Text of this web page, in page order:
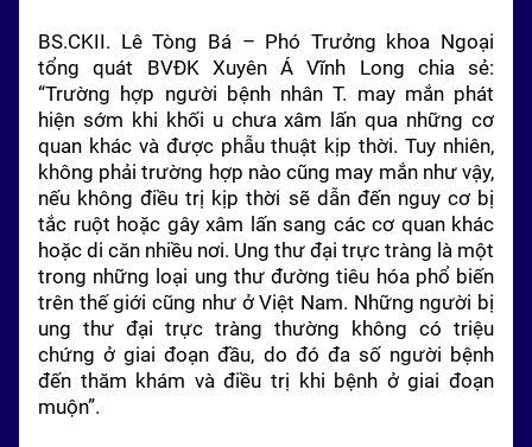
BS.CKII. Lê Tòng Bá – Phó Trưởng khoa Ngoại
tổng quát BVĐK Xuyên Á Vĩnh Long chia sẻ:
“Trường hợp người bệnh nhân T. may mắn phát
hiện sớm khi khối u chưa xâm lấn qua những cơ
quan khác và được phẫu thuật kịp thời. Tuy nhiên,
không phải trường hợp nào cũng may mắn như vậy,
nếu không điều trị kịp thời sẽ dẫn đến nguy cơ bị
tắc ruột hoặc gây xâm lấn sang các cơ quan khác
hoặc di căn nhiều nơi. Ung thư đại trực tràng là một
trong những loại ung thư đường tiêu hóa phổ biến
trên thế giới cũng như ở Việt Nam. Những người bị
ung thư đại trực tràng thường không có triệu
chứng ở giai đoạn đầu, do đó đa số người bệnh
đến thăm khám và điều trị khi bệnh ở giai đoạn
muộn”.